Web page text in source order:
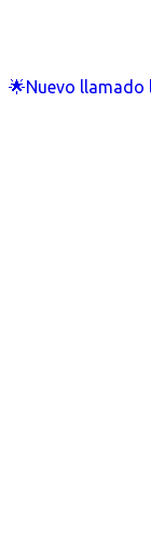
🌟Nuevo llamado